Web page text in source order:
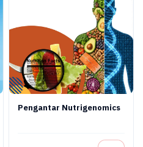
Pengantar Nutrigenomics